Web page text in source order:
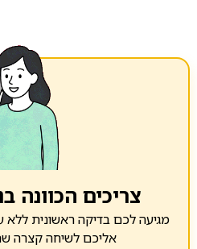
צריכים הכוונה
מגיעה לכם בדיקה ראשונית ללא
אליכם לשיחה קצרה